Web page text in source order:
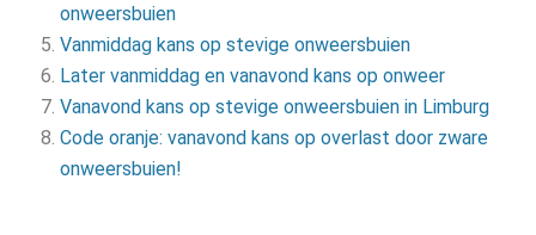
onweersbuien
Vanmiddag kans op stevige onweersbuien
Later vanmiddag en vanavond kans op onweer
Vanavond kans op stevige onweersbuien in Limburg
Code oranje: vanavond kans op overlast door zware
onweersbuien!